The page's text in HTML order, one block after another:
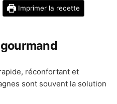
Imprimer la recette
réconfortant et
sont souvent la solution